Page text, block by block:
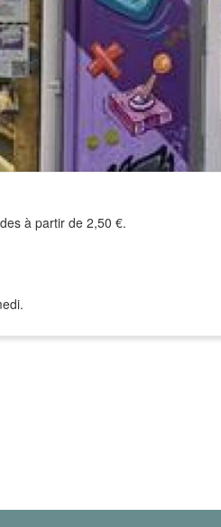
à partir de 2,50 €.